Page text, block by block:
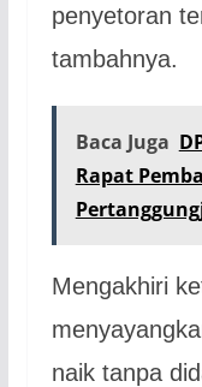
penyetoran
tambahnya.
Baca Juga
Rapat
Mengakhiri
naik tanpa